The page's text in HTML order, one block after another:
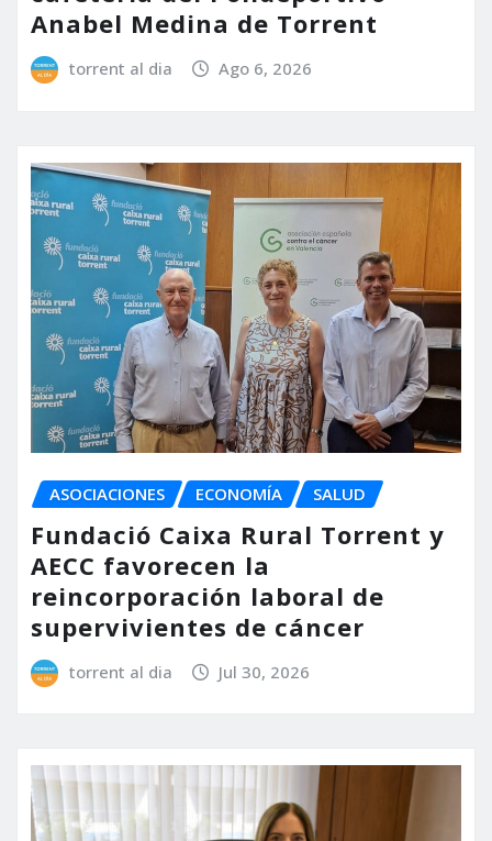
Anabel Medina de Torrent
torrent al dia Ago 6, 2026
ASOCIACIONES ECONOMÍA SALUD
Fundació Caixa Rural Torrent y
AECC favorecen la
reincorporación laboral de
supervivientes de cáncer
torrent al dia Jul 30, 2026